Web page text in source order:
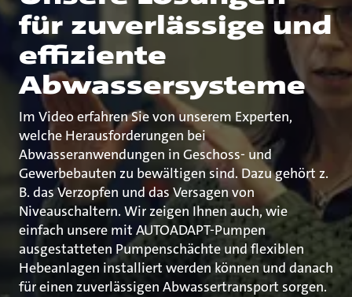
für zuverlässige und
effiziente
Abwassersysteme
Im Video erfahren Sie von unserem Experten,
welche Herausforderungen bei
Abwasseranwendungen in Geschoss- und
Gewerbebauten zu bewältigen sind. Dazu gehört z.
B. das Verzopfen und das Versagen von
Niveauschaltern. Wir zeigen Ihnen auch, wie
einfach unsere mit AUTOADAPT-Pumpen
ausgestatteten Pumpenschächte und flexiblen
Hebeanlagen installiert werden können und danach
für einen zuverlässigen Abwassertransport sorgen.